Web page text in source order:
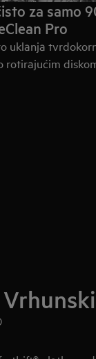
za samo
Pro
uklanja
rotirajućim